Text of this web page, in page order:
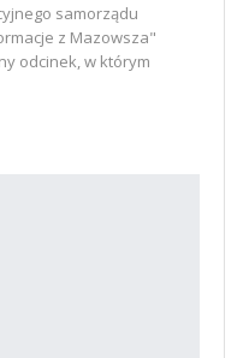
samorządu
z Mazowsza"
odcinek, w którym